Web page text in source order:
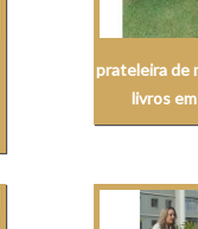
prateleira de
livros